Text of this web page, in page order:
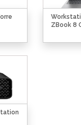
ZBook 8